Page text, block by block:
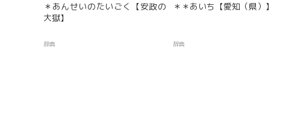
＊あんせいのたいごく【安政の
大獄】
辞典
＊＊あいち【愛知（県）】
辞典